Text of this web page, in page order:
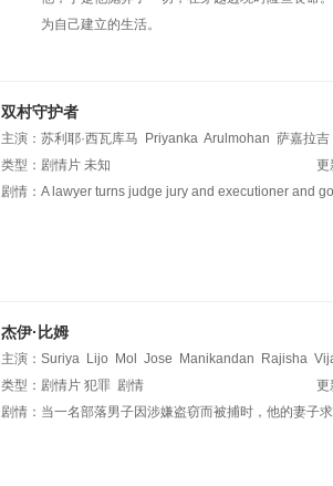
为自己建立的生活。
双村守护者
主演： 苏利耶·西瓦库马 Priyanka Arulmohan 萨嘉拉吉
Chetan Hareesh Pugazh
类型： 剧情片 未知
更
剧情： A lawyer turns judge jury and executioner and
杰伊·比姆
主演： Suriya Lijo Mol Jose Manikandan Rajisha
Thomas Ilavarasu Jayarao Ravi
类型： 剧情片 犯罪 剧情
更
剧情： 当一名部落男子因涉嫌盗窃而被捕时，他的妻子